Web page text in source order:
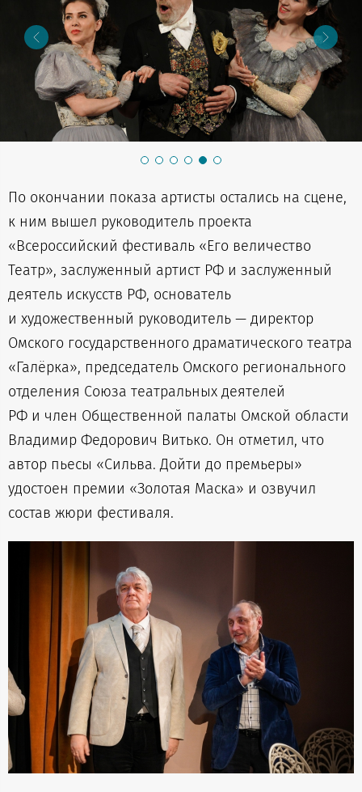
По окончании показа артисты остались на сцене,
к ним вышел руководитель проекта
«Всероссийский фестиваль «Его величество
Театр», заслуженный артист РФ и заслуженный
деятель искусств РФ, основатель
и художественный руководитель — директор
Омского государственного драматического театра
«Галёрка», председатель Омского регионального
отделения Союза театральных деятелей
РФ и член Общественной палаты Омской области
Владимир Федорович Витько. Он отметил, что
автор пьесы «Сильва. Дойти до премьеры»
удостоен премии «Золотая Маска» и озвучил
состав жюри фестиваля.